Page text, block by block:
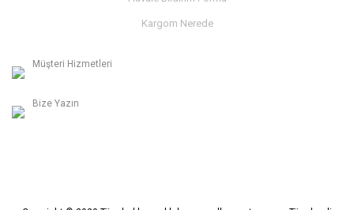
Kargom Nerede
Müşteri Hizmetleri
Bize Yazın